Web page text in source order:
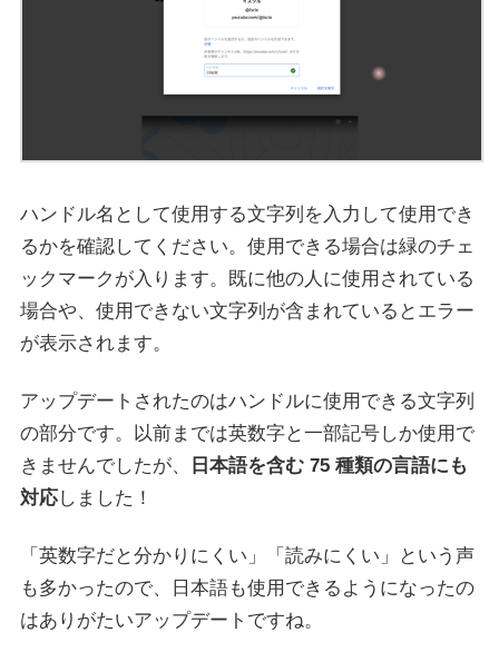
ハンドル名として使用する文字列を入力して使用でき
るかを確認してください。使用できる場合は緑のチェ
ックマークが入ります。既に他の人に使用されている
場合や、使用できない文字列が含まれているとエラー
が表示されます。
アップデートされたのはハンドルに使用できる文字列
の部分です。以前までは英数字と一部記号しか使用で
きませんでしたが、
日本語を含む 75 種類の言語にも
対応しました！
「英数字だと分かりにくい」「読みにくい」という声
も多かったので、日本語も使用できるようになったの
はありがたいアップデートですね。